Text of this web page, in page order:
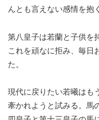
んとも言えない感情を抱
第八皇子は若蘭と子供を
これを頑なに拒み、毎日
た。
現代に戻りたい若曦はも
牽かれようと試みる。馬